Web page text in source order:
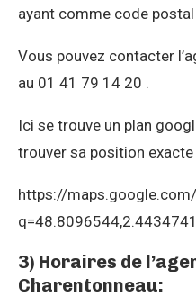
ayant comme code
Vous pouvez contacter
au 01 41 79 14 20 .
Ici se trouve un plan
trouver sa position exacte
https://
3) Horaires de
Charentonneau: